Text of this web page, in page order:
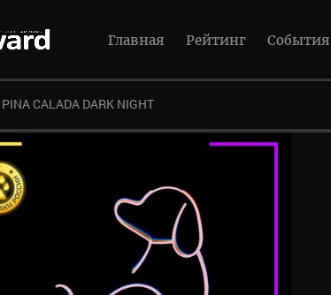
Главная Рейтинг События
CALADA DARK NIGHT